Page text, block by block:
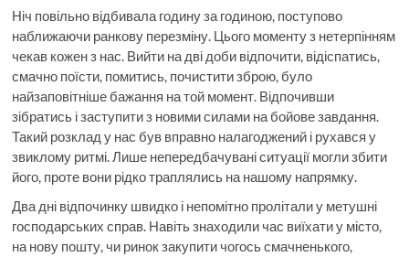
Ніч повільно відбивала годину за годиною, поступово
наближаючи ранкову перезміну. Цього моменту з нетерпінням
чекав кожен з нас. Вийти на дві доби відпочити, відіспатись,
смачно поїсти, помитись, почистити зброю, було
найзаповітніше бажання на той момент. Відпочивши
зібратись і заступити з новими силами на бойове завдання.
Такий розклад у нас був вправно налагоджений і рухався у
звиклому ритмі. Лише непередбачувані ситуації могли збити
його, проте вони рідко траплялись на нашому напрямку.
Два дні відпочинку швидко і непомітно пролітали у метушні
господарських справ. Навіть знаходили час виїхати у місто,
на нову пошту, чи ринок закупити чогось смачненького,